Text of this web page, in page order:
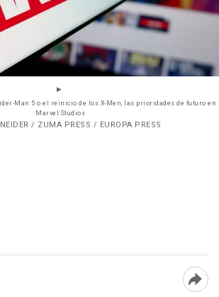
Man 5 o el reinicio de los X-Men, las prioridades de futuro en
Marvel Studios
/ ZUMA PRESS / EUROPA PRESS